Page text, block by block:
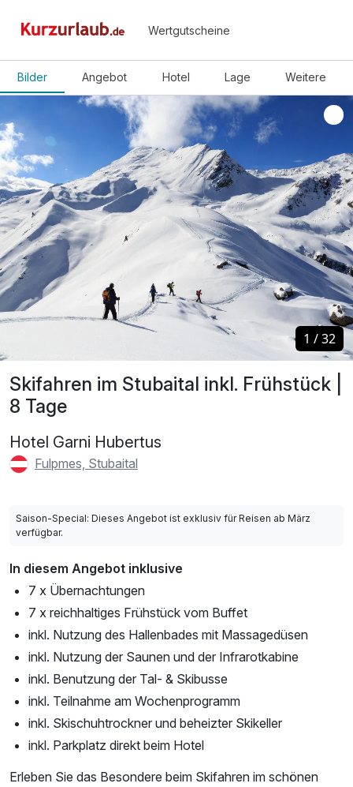
Wertgutscheine
Bilder Angebot Hotel Lage Weitere
Skifahren im Stubaital inkl. Frühstück |
8 Tage
Hotel Garni Hubertus
Fulpmes, Stubaital
1 /32
1 /32
Saison-Special: Dieses Angebot ist exklusiv für Reisen ab März
verfügbar.
In diesem Angebot inklusive
7 x Übernachtungen
7 x reichhaltiges Frühstück vom Buffet
inkl. Nutzung des Hallenbades mit Massagedüsen
inkl. Nutzung der Saunen und der Infrarotkabine
inkl. Benutzung der Tal- & Skibusse
inkl. Teilnahme am Wochenprogramm
inkl. Skischuhtrockner und beheizter Skikeller
inkl. Parkplatz direkt beim Hotel
Erleben Sie das Besondere beim Skifahren im schönen